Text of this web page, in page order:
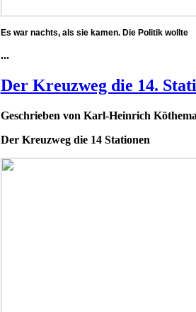
Es war nachts, als sie kamen. Die Politik wollte
...
Der Kreuzweg die 14.
Geschrieben von Karl-Heinrich
Der Kreuzweg die 14 Stationen